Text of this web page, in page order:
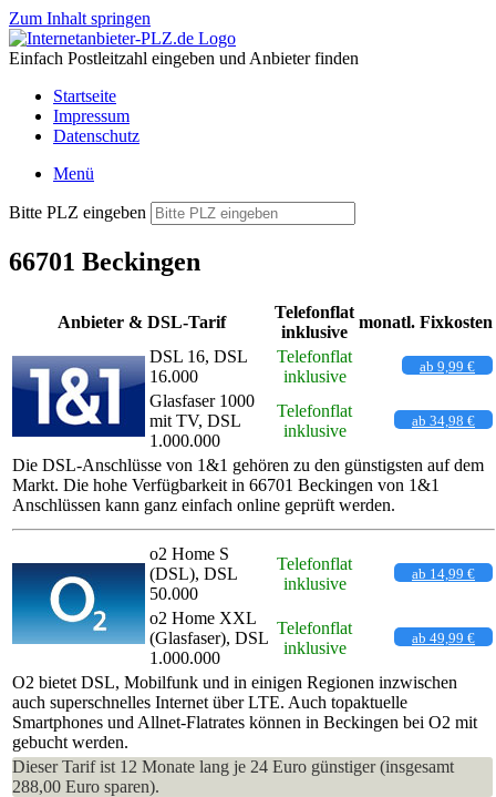
Zum Inhalt springen
Einfach Postleitzahl eingeben und Anbieter finden
Startseite
Impressum
Datenschutz
Menü
Bitte PLZ eingeben
66701 Beckingen
Anbieter & DSL-Tarif
Telefonflat
inklusive
monatl. Fixkosten
DSL 16, DSL
16.000
Telefonflat
inklusive
ab 9,99 €
Glasfaser 1000
mit TV, DSL
1.000.000
Telefonflat
inklusive
ab 34,98 €
Die DSL-Anschlüsse von 1&1 gehören zu den günstigsten auf dem
Markt. Die hohe Verfügbarkeit in 66701 Beckingen von 1&1
Anschlüssen kann ganz einfach online geprüft werden.
o2 Home S
(DSL), DSL
50.000
Telefonflat
inklusive
ab 14,99 €
o2 Home XXL
(Glasfaser), DSL
1.000.000
Telefonflat
inklusive
ab 49,99 €
O2 bietet DSL, Mobilfunk und in einigen Regionen inzwischen
auch superschnelles Internet über LTE. Auch topaktuelle
Smartphones und Allnet-Flatrates können in Beckingen bei O2 mit
gebucht werden.
Dieser Tarif ist 12 Monate lang je 24 Euro günstiger (insgesamt
288,00 Euro sparen).